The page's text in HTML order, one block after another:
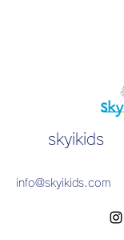
skyikids
info@skyikids.com